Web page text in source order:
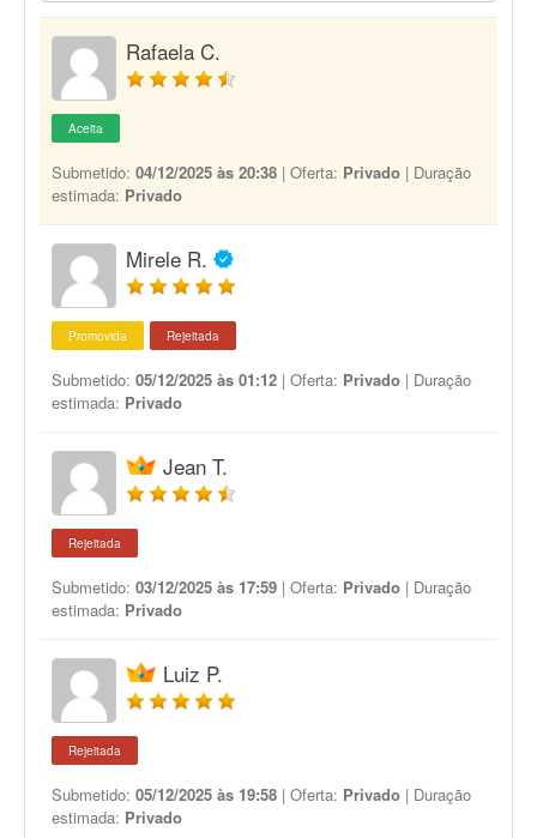
Rafaela C.
Aceita
Submetido: 04/12/2025 às 20:38 | Oferta: Privado | Duração
estimada: Privado
Mirele R.
Promovida Rejeitada
Submetido: 05/12/2025 às 01:12 | Oferta: Privado | Duração
estimada: Privado
Jean T.
Rejeitada
Submetido: 03/12/2025 às 17:59 | Oferta: Privado | Duração
estimada: Privado
Luiz P.
Rejeitada
Submetido: 05/12/2025 às 19:58 | Oferta: Privado | Duração
estimada: Privado